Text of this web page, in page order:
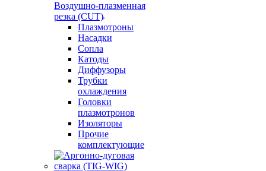
Воздушно-плазменная
резка (CUT)
Плазмотроны
Насадки
Сопла
Катоды
Диффузоры
Трубки
охлаждения
Головки
плазмотронов
Изоляторы
Прочие
комплектующие